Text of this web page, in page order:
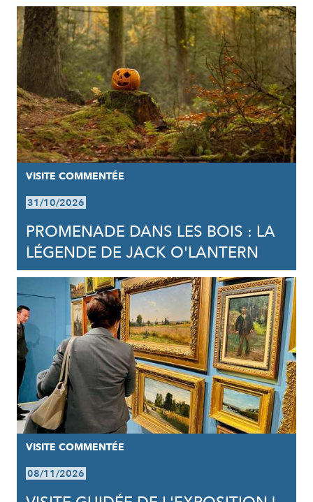
VISITE COMMENTÉE
31/10/2026
PROMENADE DANS LES BOIS : LA
LÉGENDE DE JACK O'LANTERN
VISITE COMMENTÉE
08/11/2026